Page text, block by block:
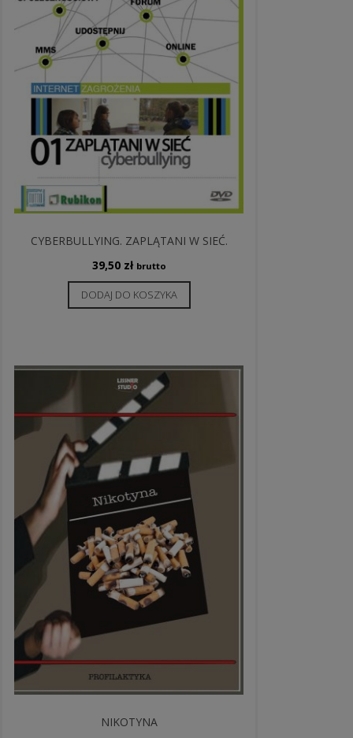
CYBERBULLYING. ZAPLĄTANI W SIEĆ.
39,50 zł brutto
DODAJ DO KOSZYKA
NIKOTYNA